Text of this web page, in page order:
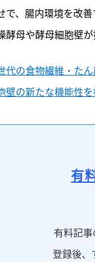
で、腸内環境を改
酵母や酵母細胞壁
代の食物繊維・た
壁の新たな機能性
有
有料記
登録後、